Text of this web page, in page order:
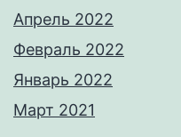
Апрель 2022
Февраль 2022
Январь 2022
Март 2021